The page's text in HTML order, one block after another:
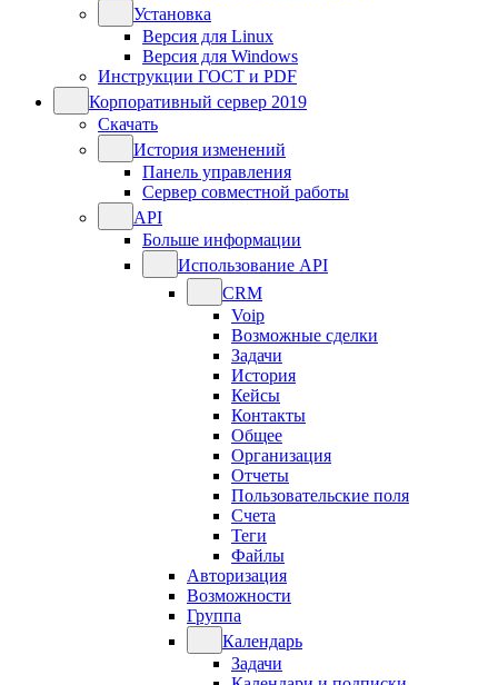
Установка
Версия для Linux
Версия для Windows
Инструкции ГОСТ и PDF
Корпоративный сервер 2019
Скачать
История изменений
Панель управления
Сервер совместной работы
API
Больше информации
Использование API
CRM
Voip
Возможные сделки
Задачи
История
Кейсы
Контакты
Общее
Организация
Отчеты
Пользовательские поля
Счета
Теги
Файлы
Авторизация
Возможности
Группа
Календарь
Задачи